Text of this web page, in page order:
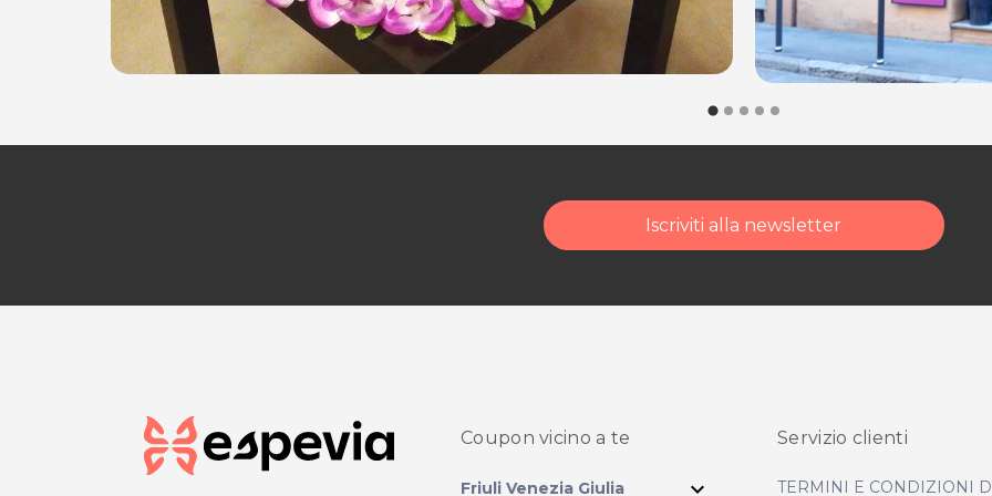
Iscriviti alla newsletter
Coupon vicino a te
Friuli Venezia Giulia expand_more
Servizio clienti
TERMINI E CONDIZIONI